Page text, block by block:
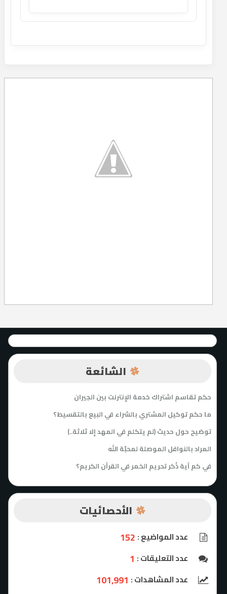
الشائعة
حكم تقاسم اشتراك خدمة الإنترنت بين الجيران
ما حكم توكيل المشتري بالشراء في البيع بالتقسيط؟
توضيح حول حديث (لم يتكلم في المهد إلا ثلاثة..)
المراد بالنوافل الموصلة لمحبّة الله
في كم آية ذُكر تحريم الخمر في القرآن الكريم؟
الأحصائيات
عدد المواضيع : 152
عدد التعليقات : 1
عدد المشاهدات : 101,991